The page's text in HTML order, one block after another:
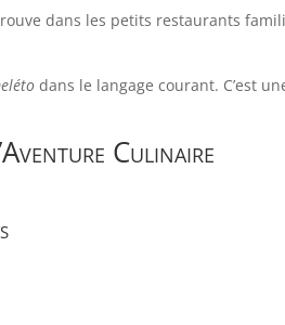
dans les petits restaurants
dans le langage courant. C’est
Culinaire